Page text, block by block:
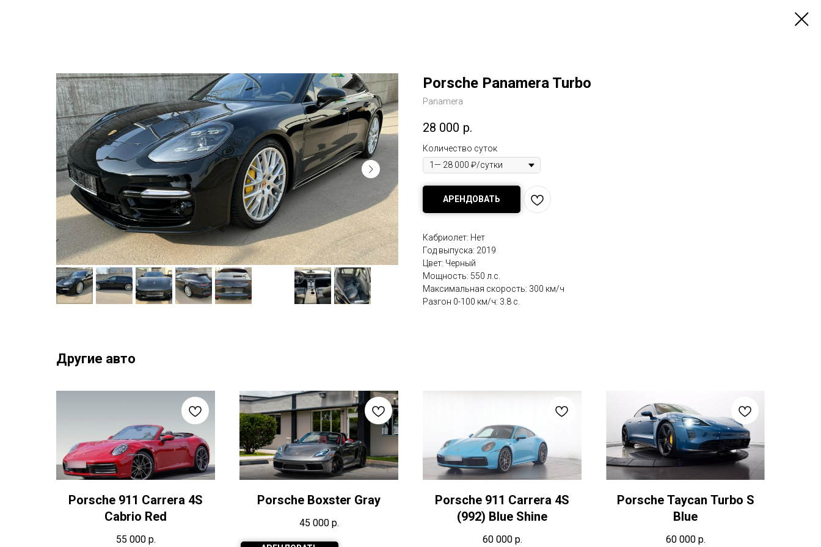
Porsche Panamera Turbo
Panamera
28 000 р.
Количество суток
АРЕНДОВАТЬ
Кабриолет: Нет
Год выпуска: 2019
Цвет: Черный
Мощность: 550 л.с.
Максимальная скорость: 300 км/ч
Разгон 0-100 км/ч: 3.8 с.
Другие авто
Porsche 911 Carrera 4S
Cabrio Red
55 000 р.
Porsche Boxster Gray
45 000 р.
Porsche 911 Carrera 4S
(992) Blue Shine
60 000 р.
Porsche Taycan Turbo S
Blue
60 000 р.